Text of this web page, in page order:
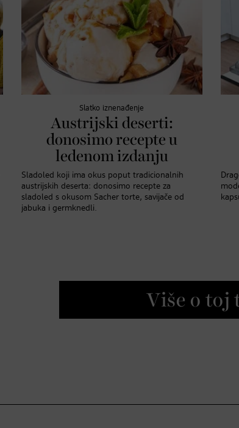
Slatko iznenađenje
Austrijski deserti:
donosimo recepte u
ledenom izdanju
Sladoled koji ima okus poput tradicionalnih
austrijskih deserta: donosimo recepte za
sladoled s okusom Sacher torte, savijače od
jabuka i germknedli.
Više o toj